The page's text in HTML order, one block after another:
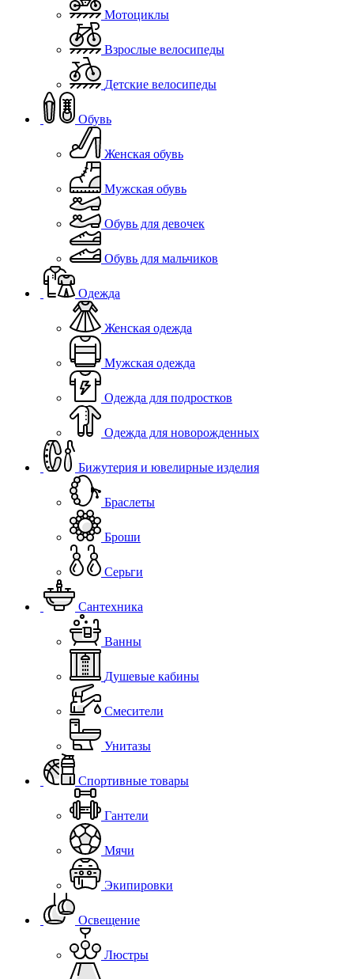
Мотоциклы
Взрослые велосипеды
Детские велосипеды
Обувь
Женская обувь
Мужская обувь
Обувь для девочек
Обувь для мальчиков
Одежда
Женская одежда
Мужская одежда
Одежда для подростков
Одежда для новорожденных
Бижутерия и ювелирные изделия
Браслеты
Броши
Серьги
Сантехника
Ванны
Душевые кабины
Смесители
Унитазы
Спортивные товары
Гантели
Мячи
Экипировки
Освещение
Люстры